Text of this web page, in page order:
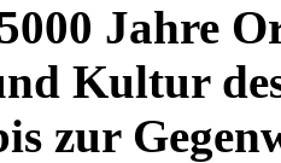
Jahre
Kultur
zur